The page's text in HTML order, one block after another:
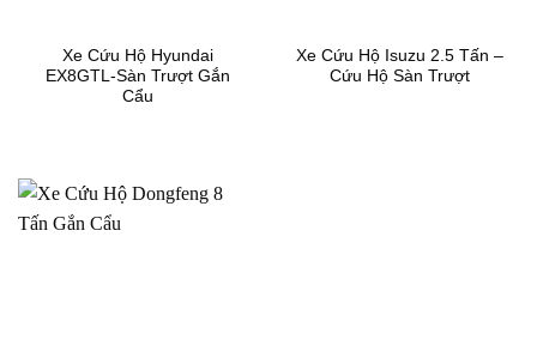
Xe Cứu Hộ Hyundai
EX8GTL-Sàn Trượt Gắn
Cẩu
Xe Cứu Hộ Isuzu 2.5 Tấn –
Cứu Hộ Sàn Trượt